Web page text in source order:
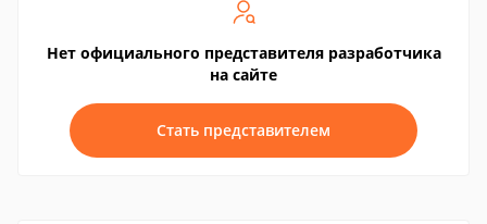
Нет официального представителя разработчика
на сайте
Стать представителем